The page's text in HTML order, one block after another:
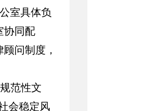
室具体负
协同配
问制度，
范性文
会稳定风